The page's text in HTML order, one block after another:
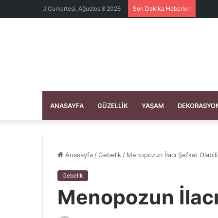
Cumartesi, Ağustos 8 2026 Son Dakika Haberleri
ANASAYFA GÜZELLIK YAŞAM
Anasayfa /Gebelik / Menopozun İlacı Şefkat
Gebelik
Menopozun